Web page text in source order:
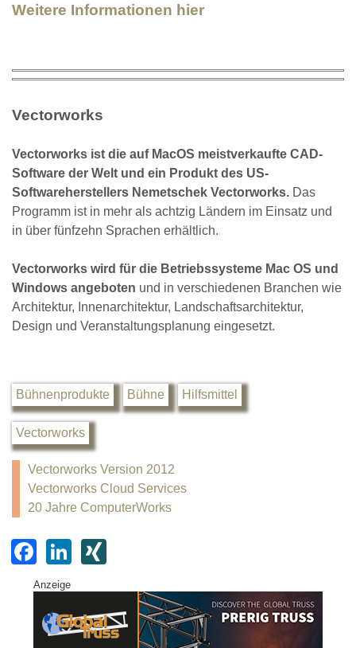
Weitere Informationen hier
Vectorworks
Vectorworks ist die auf MacOS meistverkaufte CAD-
Software der Welt und ein Produkt des US-
Softwareherstellers Nemetschek Vectorworks. Das
Programm ist in mehr als achtzig Ländern im Einsatz und
in über fünfzehn Sprachen erhältlich.
Vectorworks wird für die Betriebssysteme Mac OS und
Windows angeboten und in verschiedenen Branchen wie
Architektur, Innenarchitektur, Landschaftsarchitektur,
Design und Veranstaltungsplanung eingesetzt.
Bühnenprodukte Bühne Hilfsmittel
Vectorworks
Vectorworks Version 2012
Vectorworks Cloud Services
20 Jahre ComputerWorks
F
a
c
e
Li
k
e
G
Anzeige